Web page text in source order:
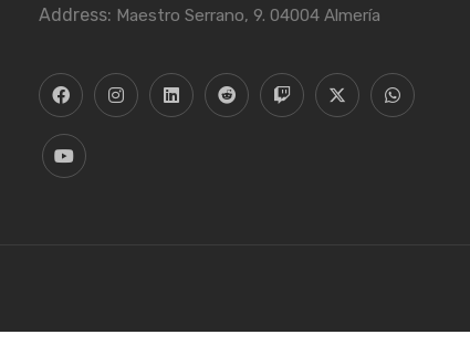
Address: Maestro Serrano, 9. 04004 Almería